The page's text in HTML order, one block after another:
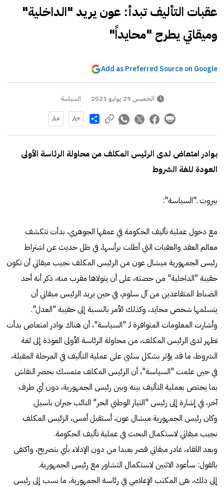
عقبات التأليف تبدأ: عون يريد "الداخلية"
وميقاتي يطرح "محايداً"
Add as Preferred Source on Google
الخميس 29 يوليو 2021 السياسة
Share
بوادر امتعاض لدى الرئيس المكلف من محاولة الرئاسة الأولى
العودة للغة الشروط
بيروت ـ"السياسة":
مع دخول عملية تأليف الحكومة في عمقها الجوهري، بدأت تتكشف
معالم العقد والعقبات التي أطلت برأسها، في ظل حديث عن اشتراط
رئيس الجمهورية ميشال عون من الرئيس المكلف نجيب ميقاتي أن تكون
حقيبة "الداخلية" من حصته، على أن يتولاها مقرب منه، ذكر أنه أحد
الضباط المتقاعدين من آل سلوم، في حين يريد الرئيس ميقاتي أن
يتسلمها شخص محايد، وكذلك الأمر بالنسبة إلى حقيبة "العدل".
وأشارت المعلومات المتوافرة لـ "السياسة"، أن هناك بوادر امتعاض بدأت
تظهر لدى الرئيس المكلف، من محاولة الرئاسة الأولى العودة إلى لغة
الشروط، ما قد يؤثر بشكل سلبي على عملية التأليف في المرحلة المقبلة،
في حين علمت "السياسة"، أن الرئيس المكلف متمسك بحصر النقاش
بما يختص بعملية التأليف بينه وبين رئيس الجمهورية، دون أي طرف
آخر، في إشارة إلى رئيس "التيار الوطني الحر" النائب جبران باسيل.
وكان رئيس الجمهورية ميشال عون، أستقبل أمس، الرئيس المكلف
نجيب ميقاتي لاستكمال البحث في عملية تأليف الحكومة.
وبعد اللقاء، غادر ميقاتي قصر بعبدا من دون الإدلاء بأي بتصريح، واكتفى
بالقول: سأعود الاثنين لاستكمال التشاور مع رئيس الجمهورية.
إلى ذلك، نفى المكتب الإعلامي في رئاسة الجمهورية، ما نسب إلى رئيس